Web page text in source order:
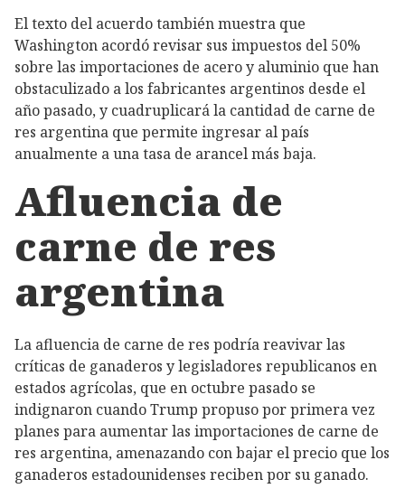
El texto del acuerdo también muestra que
Washington acordó revisar sus impuestos del 50%
sobre las importaciones de acero y aluminio que han
obstaculizado a los fabricantes argentinos desde el
año pasado, y cuadruplicará la cantidad de carne de
res argentina que permite ingresar al país
anualmente a una tasa de arancel más baja.
Afluencia de
carne de res
argentina
La afluencia de carne de res podría reavivar las
críticas de ganaderos y legisladores republicanos en
estados agrícolas, que en octubre pasado se
indignaron cuando Trump propuso por primera vez
planes para aumentar las importaciones de carne de
res argentina, amenazando con bajar el precio que los
ganaderos estadounidenses reciben por su ganado.